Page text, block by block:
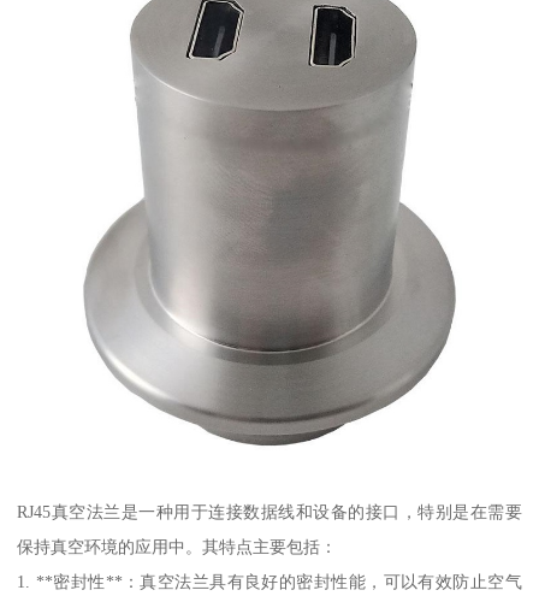
RJ45真空法兰是一种用于连接数据线和设备的接口，特别是在需要
保持真空环境的应用中。其特点主要包括：
1. **密封性**：真空法兰具有良好的密封性能，可以有效防止空气